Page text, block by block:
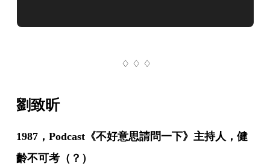
戲份不多，但在一群陽剛漢子中格外亮眼。後來知道謝盈
♢ ♢ ♢
劉致昕
1987，Podcast《不好意思請問一下》主持人，健
齡不可考（？）